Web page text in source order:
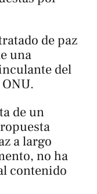
de paz
una
del
de un
a largo
no ha
contenido